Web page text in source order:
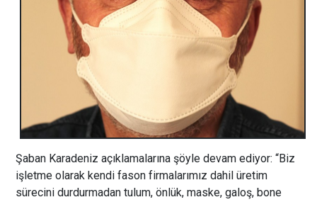
Şaban Karadeniz açıklamalarına şöyle devam ediyor: “Biz
işletme olarak kendi fason firmalarımız dahil üretim
sürecini durdurmadan tulum, önlük, maske, galoş, bone